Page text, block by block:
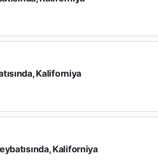
Kaliforniya
Kaliforniya